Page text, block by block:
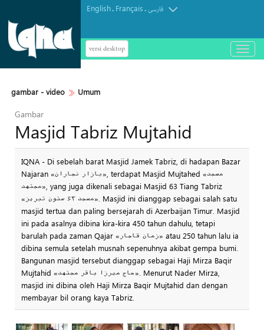
English. Français.فارسی
versi desktop
باز
و
gambar - video Umum
Gambar
Masjid Tabriz Mujtahid
IQNA - Di sebelah barat Masjid Jamek Tabriz, di hadapan Bazar
Najaran «بازار نجاران», terdapat Masjid Mujtahed «مسجد
مجتهد», yang juga dikenali sebagai Masjid 63 Tiang Tabriz
«مسجد ۶۳ ستون تبریز». Masjid ini dianggap sebagai salah satu
masjid tertua dan paling bersejarah di Azerbaijan Timur. Masjid
ini pada asalnya dibina kira-kira 450 tahun dahulu, tetapi
barulah pada zaman Qajar «زمان قاجار» atau 250 tahun lalu ia
dibina semula setelah musnah sepenuhnya akibat gempa bumi.
Bangunan masjid tersebut dianggap sebagai Haji Mirza Baqir
Mujtahid «حاج میرزا باقر مجتهد». Menurut Nader Mirza,
masjid ini dibina oleh Haji Mirza Baqir Mujtahid dan dengan
membayar bil orang kaya Tabriz.